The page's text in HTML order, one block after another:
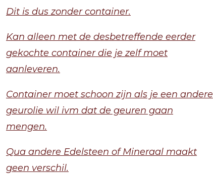
Dit is dus zonder container.
Kan alleen met de desbetreffende eerder
gekochte container die je zelf moet
aanleveren.
Container moet schoon zijn als je een andere
geurolie wil ivm dat de geuren gaan
mengen.
Qua andere Edelsteen of Mineraal maakt
geen verschil.